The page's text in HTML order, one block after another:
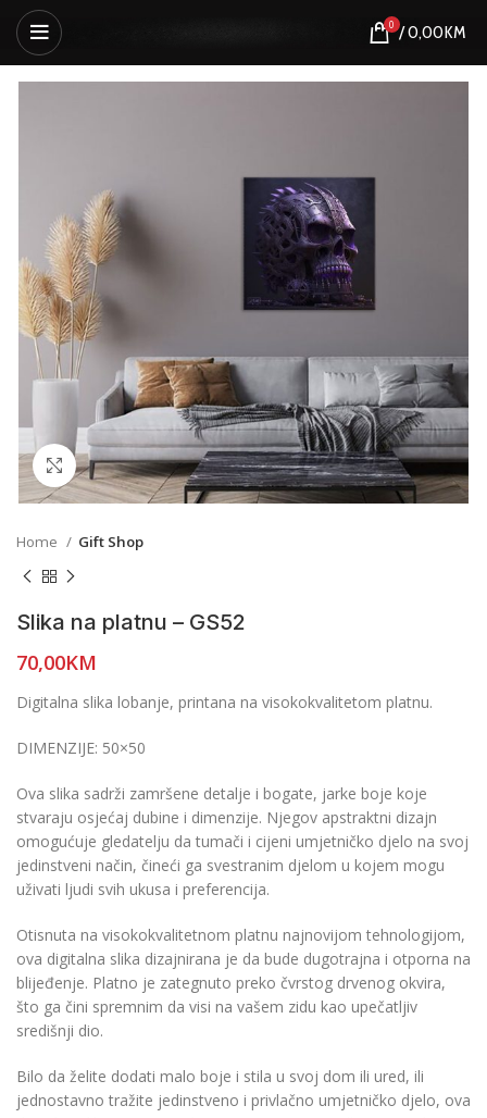
0 /0,00KM
Click to enlarge
Home Gift Shop
Slika na platnu – GS52
70,00KM
Digitalna slika lobanje, printana na visokokvalitetom platnu.
DIMENZIJE: 50×50
Ova slika sadrži zamršene detalje i bogate, jarke boje koje
stvaraju osjećaj dubine i dimenzije. Njegov apstraktni dizajn
omogućuje gledatelju da tumači i cijeni umjetničko djelo na svoj
jedinstveni način, čineći ga svestranim djelom u kojem mogu
uživati ljudi svih ukusa i preferencija.
Otisnuta na visokokvalitetnom platnu najnovijom tehnologijom,
ova digitalna slika dizajnirana je da bude dugotrajna i otporna na
blijeđenje. Platno je zategnuto preko čvrstog drvenog okvira,
što ga čini spremnim da visi na vašem zidu kao upečatljiv
središnji dio.
Bilo da želite dodati malo boje i stila u svoj dom ili ured, ili
jednostavno tražite jedinstveno i privlačno umjetničko djelo, ova